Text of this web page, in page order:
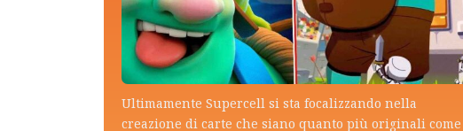
Ultimamente Supercell si sta focalizzando nella
creazione di carte che siano quanto più originali come